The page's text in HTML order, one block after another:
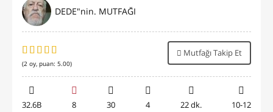
DEDE"nin. MUTFAĞI
(2 oy, puan: 5.00)
Mutfağı Takip Et
32.6B 8 30 4 22 dk. 10-12